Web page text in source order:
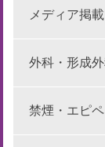
メディア掲載
外科・形成
禁煙・エピ